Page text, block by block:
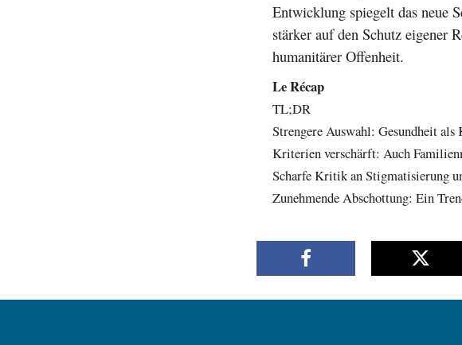
Entwicklung spiegelt das neue
stärker auf den Schutz eigener
humanitärer Offenheit.
Le Récap
TL;DR
Strengere Auswahl: Gesundheit
Kriterien verschärft: Auch
Scharfe Kritik an Stigmatisierung
Zunehmende Abschottung: Ein